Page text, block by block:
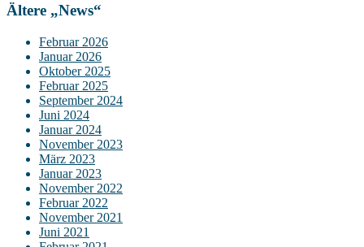
Ältere „News“
Februar 2026
Januar 2026
Oktober 2025
Februar 2025
September 2024
Juni 2024
Januar 2024
November 2023
März 2023
Januar 2023
November 2022
Februar 2022
November 2021
Juni 2021